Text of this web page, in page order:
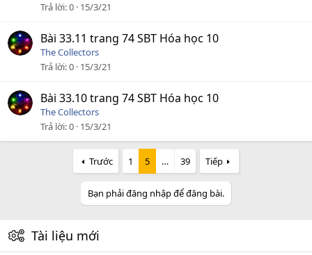
Trả lời 0 15/3/21
Bài 33.11 trang 74 SBT Hóa học 10
The Collectors
Trả lời 0 15/3/21
Bài 33.10 trang 74 SBT Hóa học 10
The Collectors
Trả lời 0 15/3/21
Trước 1 5 … 39 Tiếp
Bạn phải đăng nhập để đăng bài.
Tài liệu mới